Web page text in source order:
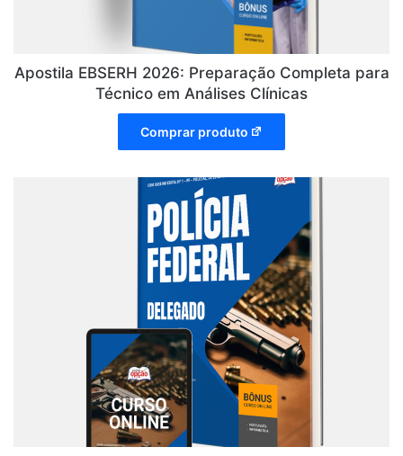
Apostila EBSERH 2026: Preparação Completa para
Técnico em Análises Clínicas
Comprar produto